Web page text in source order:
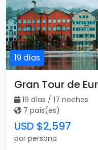
USD $2,497
por persona
19 días
Destacado